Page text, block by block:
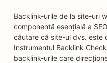
Backlink-urile de la site-uri
componentă esențială a
căutare că site-ul dvs. este
Instrumentul Backlink
backlink-urile care